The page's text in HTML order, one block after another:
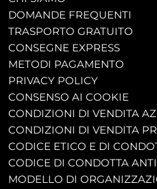
DOMANDE FREQUENTI
TRASPORTO GRATUITO
CONSEGNE EXPRESS
METODI PAGAMENTO
PRIVACY POLICY
CONSENSO AI COOKIE
CONDIZIONI DI VENDITA
CONDIZIONI DI VENDITA
CODICE ETICO E DI
CODICE DI CONDOTTA
MODELLO DI